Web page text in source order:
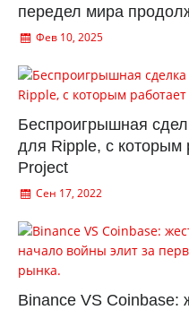
передел мира
Фев 10, 2025
Беспроигрышная
для Ripple, с которым
Project
Сен 17, 2022
Binance VS Coinbase: